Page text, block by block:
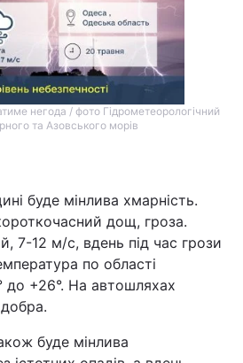
негода / фото Гідрометеорологічний
та Азовського морів
буде мінлива хмарність.
дощ, гроза.
7-12 м/с, вдень під час грози
по області
до +26°. На автошляхах
буде мінлива